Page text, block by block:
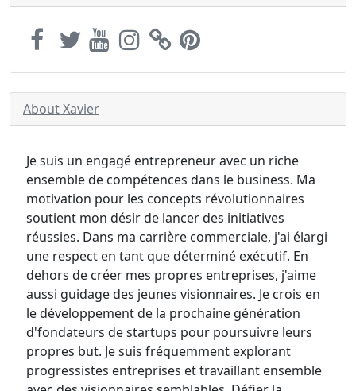
About Xavier
Je suis un engagé entrepreneur avec un riche
ensemble de compétences dans le business. Ma
motivation pour les concepts révolutionnaires
soutient mon désir de lancer des initiatives
réussies. Dans ma carrière commerciale, j'ai élargi
une respect en tant que déterminé exécutif. En
dehors de créer mes propres entreprises, j'aime
aussi guidage des jeunes visionnaires. Je crois en
le développement de la prochaine génération
d'fondateurs de startups pour poursuivre leurs
propres but. Je suis fréquemment explorant
progressistes entreprises et travaillant ensemble